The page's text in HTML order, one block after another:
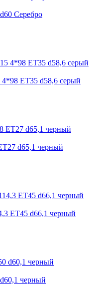
Серебро
ET35 d58,6 серый
d65,1 черный
ET45 d66,1 черный
черный